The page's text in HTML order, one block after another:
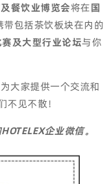
餐饮业博览会将在国
包括茶饮板块在内的
及大型行业论坛与你
大家提供一个交流和
见不散！
企业微信。